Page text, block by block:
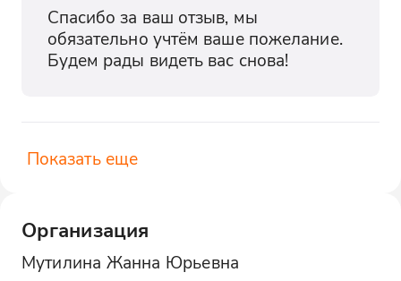
Спасибо за ваш отзыв, мы
обязательно учтём ваше пожелание.
Будем рады видеть вас снова!
Показать еще
Организация
Мутилина Жанна Юрьевна